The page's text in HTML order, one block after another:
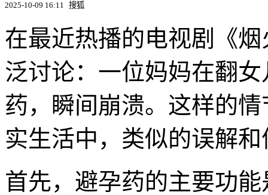
2025-10-09 16:11 搜狐
在最近热播的电视剧《
泛讨论：一位妈妈在翻
药，瞬间崩溃。这样的
实生活中，类似的误解
首先，避孕药的主要功